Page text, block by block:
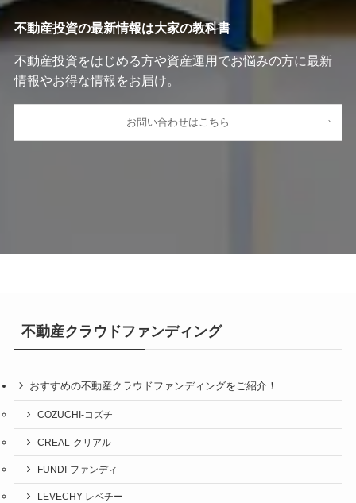
不動産投資の最新情報は大家の教科書
不動産投資をはじめる方や資産運用でお悩みの方に最新
情報やお得な情報をお届け。
お問い合わせはこちら
不動産クラウドファンディング
おすすめの不動産クラウドファンディングをご紹介！
COZUCHI-コズチ
CREAL-クリアル
FUNDI-ファンディ
LEVECHY-レベチー